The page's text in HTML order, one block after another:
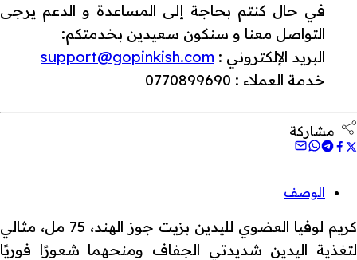
في حال كنتم بحاجة إلى المساعدة و الدعم يرجى
التواصل معنا و سنكون سعيدين بخدمتكم:
البريد الإلكتروني : support@gopinkish.com
خدمة العملاء : 0770899690
مشاركة
الوصف
كريم لوفيا العضوي لليدين بزيت جوز الهند، 75 مل، مثالي
لتغذية اليدين شديدتي الجفاف ومنحهما شعورًا فوريًا